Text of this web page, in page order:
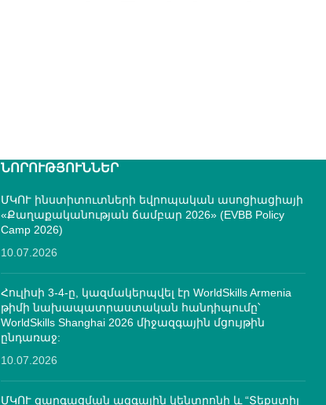
ՆՈՐՈՒԹՅՈՒՆՆԵՐ
ՄԿՈՒ ինստիտուտների եվրոպական ասոցիացիայի
«Քաղաքականության ճամբար 2026» (EVBB Policy
Camp 2026)
10.07.2026
Հուլիսի 3-4-ը, կազմակերպվել էր WorldSkills Armenia
թիմի նախապատրաստական հանդիպումը՝
WorldSkills Shanghai 2026 միջազգային մցույթին
ընդառաջ:
10.07.2026
ՄԿՈՒ զարգացման ազգային կենտրոնի և “Տեքստիլ